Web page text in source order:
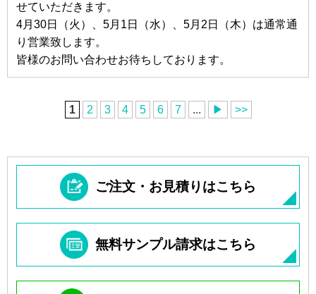
せていただきます。
4月30日（火）、5月1日（水）、5月2日（木）は通常通
り営業致します。
皆様のお問い合わせお待ちしております。
1 2 3 4 5 6 7 ... ▶ >>
ご注文・お見積りはこちら
無料サンプル請求はこちら